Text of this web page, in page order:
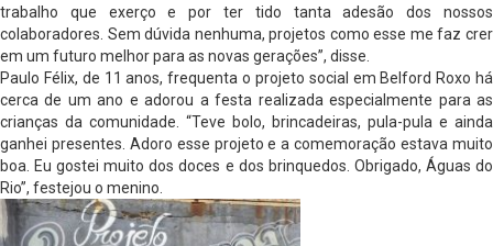
trabalho que exerço e por ter tido tanta adesão dos nossos
colaboradores. Sem dúvida nenhuma, projetos como esse me faz crer
em um futuro melhor para as novas gerações”, disse.
Paulo Félix, de 11 anos, frequenta o projeto social em Belford Roxo há
cerca de um ano e adorou a festa realizada especialmente para as
crianças da comunidade. “Teve bolo, brincadeiras, pula-pula e ainda
ganhei presentes. Adoro esse projeto e a comemoração estava muito
boa. Eu gostei muito dos doces e dos brinquedos. Obrigado, Águas do
Rio”, festejou o menino.